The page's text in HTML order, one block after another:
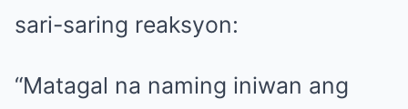
sari-saring reaksyon:
“Matagal na naming iniwan ang